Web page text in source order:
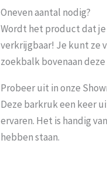
Oneven aantal nodig?
Wordt het product dat je
verkrijgbaar! Je kunt ze
zoekbalk bovenaan deze
Probeer uit in onze
Deze barkruk een keer
ervaren. Het is handig
hebben staan.